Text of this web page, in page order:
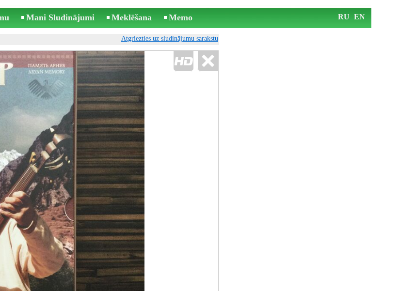
Mani Sludinājumi Meklēšana Memo RU EN
Atgriezties uz sludinājumu sarakstu